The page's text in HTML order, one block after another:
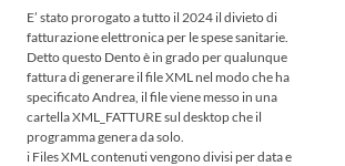
E’ stato prorogato a tutto il 2024 il divieto di
fatturazione elettronica per le spese sanitarie.
Detto questo Dento è in grado per qualunque
fattura di generare il file XML nel modo che ha
specificato Andrea, il file viene messo in una
cartella XML_FATTURE sul desktop che il
programma genera da solo.
i Files XML contenuti vengono divisi per data e